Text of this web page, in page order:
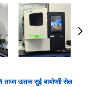
ताजा ऊतक सुई बायोप्सी सेल